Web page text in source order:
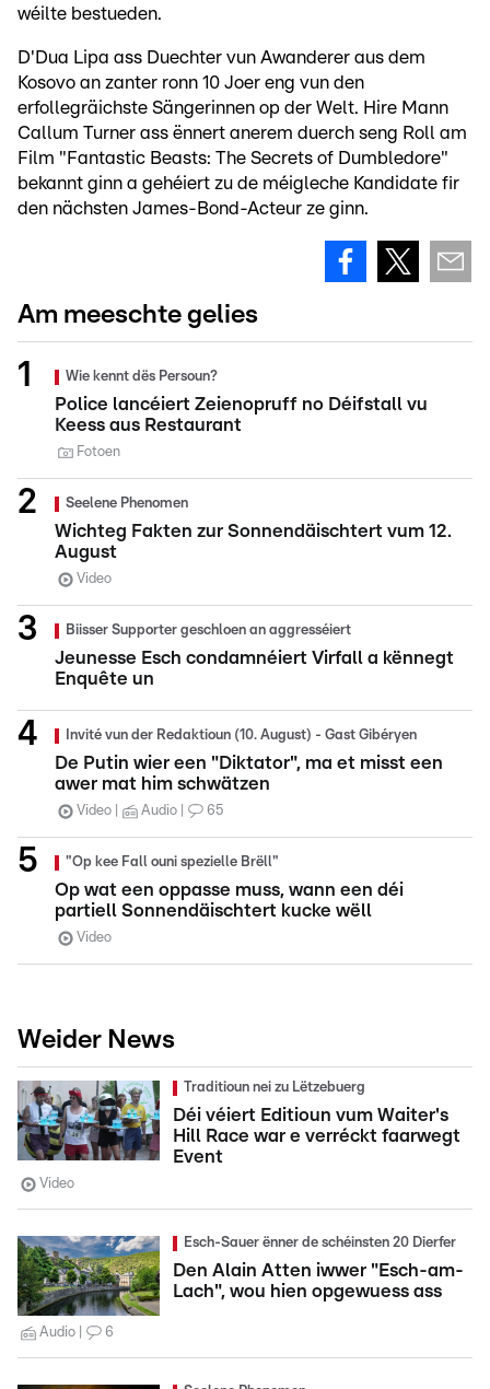
wéilte bestueden.
D'Dua Lipa ass Duechter vun Awanderer aus dem
Kosovo an zanter ronn 10 Joer eng vun den
erfollegräichste Sängerinnen op der Welt. Hire Mann
Callum Turner ass ënnert anerem duerch seng Roll am
Film "Fantastic Beasts: The Secrets of Dumbledore"
bekannt ginn a gehéiert zu de méigleche Kandidate fir
den nächsten James-Bond-Acteur ze ginn.
Am meeschte gelies
Wie kennt dës Persoun?
Police lancéiert Zeienopruff no Déifstall vu
Keess aus Restaurant
Fotoen
Seelene Phenomen
Wichteg Fakten zur Sonnendäischtert vum 12.
August
Video
Biisser Supporter geschloen an aggresséiert
Jeunesse Esch condamnéiert Virfall a kënnegt
Enquête un
Invité vun der Redaktioun (10. August) - Gast Gibéryen
De Putin wier een "Diktator", ma et misst een
awer mat him schwätzen
Video Audio 65
"Op kee Fall ouni spezielle Brëll"
Op wat een oppasse muss, wann een déi
partiell Sonnendäischtert kucke wëll
Video
Weider News
Traditioun nei zu Lëtzebuerg
Déi véiert Editioun vum Waiter's
Hill Race war e verréckt faarwegt
Event
Video
Esch-Sauer ënner de schéinsten 20 Dierfer
Den Alain Atten iwwer "Esch-am-
Lach", wou hien opgewuess ass
Audio 6